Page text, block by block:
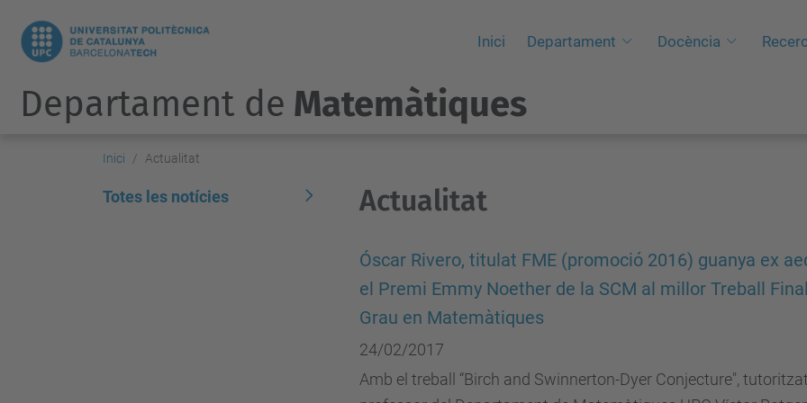
Inici Departament Docència
Departament de Matemàtiques
Inici Actualitat
Actualitat
Óscar Rivero, titulat FME (promoció 2016) guanya ex
el Premi Emmy Noether de la SCM al millor Treball
Grau en Matemàtiques
24/02/2017
Amb el treball “Birch and Swinnerton-Dyer Conjecture",
Totes les notícies